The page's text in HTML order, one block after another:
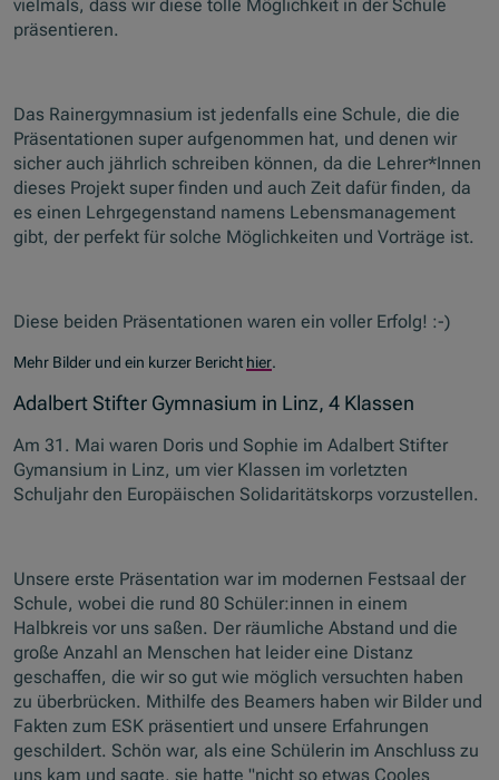
vielmals, dass wir diese tolle Möglichkeit in der Schule
präsentieren.
Das Rainergymnasium ist jedenfalls eine Schule, die die
Präsentationen super aufgenommen hat, und denen wir
sicher auch jährlich schreiben können, da die Lehrer*Innen
dieses Projekt super finden und auch Zeit dafür finden, da
es einen Lehrgegenstand namens Lebensmanagement
gibt, der perfekt für solche Möglichkeiten und Vorträge ist.
Diese beiden Präsentationen waren ein voller Erfolg! :-)
Mehr Bilder und ein kurzer Bericht hier.
Adalbert Stifter Gymnasium in Linz, 4 Klassen
Am 31. Mai waren Doris und Sophie im Adalbert Stifter
Gymansium in Linz, um vier Klassen im vorletzten
Schuljahr den Europäischen Solidaritätskorps vorzustellen.
Unsere erste Präsentation war im modernen Festsaal der
Schule, wobei die rund 80 Schüler:innen in einem
Halbkreis vor uns saßen. Der räumliche Abstand und die
große Anzahl an Menschen hat leider eine Distanz
geschaffen, die wir so gut wie möglich versuchten haben
zu überbrücken. Mithilfe des Beamers haben wir Bilder und
Fakten zum ESK präsentiert und unsere Erfahrungen
geschildert. Schön war, als eine Schülerin im Anschluss zu
uns kam und sagte, sie hatte "nicht so etwas Cooles